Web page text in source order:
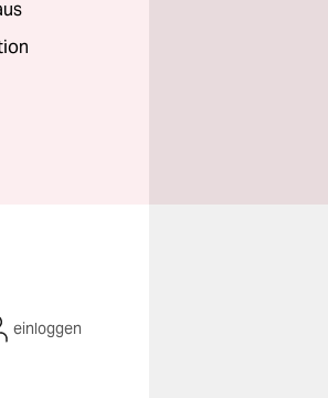
einloggen